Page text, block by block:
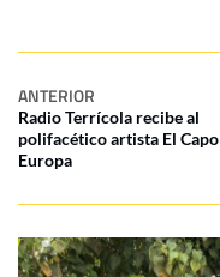
ANTERIOR
Radio Terrícola recibe al
polifacético artista El Capo
Europa